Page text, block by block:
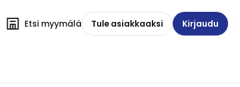
Etsi myymälä Tule asiakkaaksi Kirjaudu